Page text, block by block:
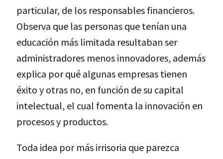
particular, de los responsables financieros.
Observa que las personas que tenían una
educación más limitada resultaban ser
administradores menos innovadores, además
explica por qué algunas empresas tienen
éxito y otras no, en función de su capital
intelectual, el cual fomenta la innovación en
procesos y productos.
Toda idea por más irrisoria que parezca